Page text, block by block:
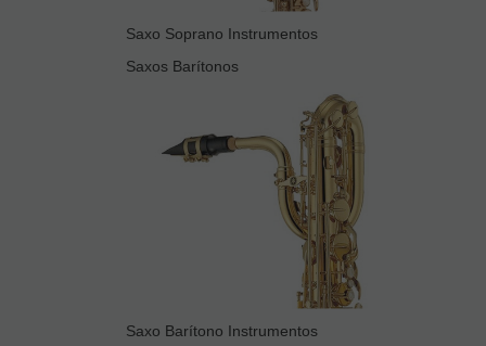
Saxo Soprano Instrumentos
Saxos Barítonos
Saxo Barítono Instrumentos